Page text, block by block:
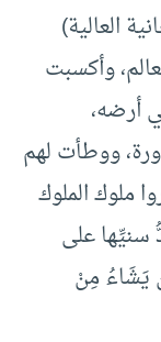
العالية)
وأكسبت
أرضه،
ووطأت لهم
ملوك الملوك
سنيِّها على
يَشَاءُ مِنْ